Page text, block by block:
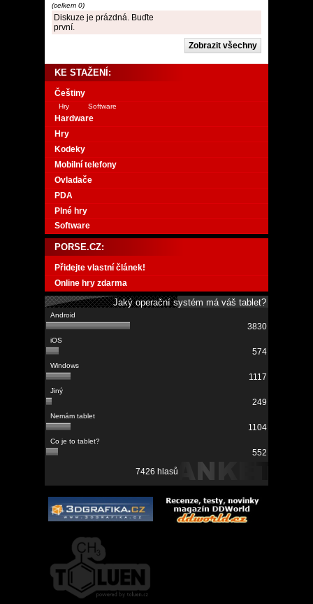
(celkem 0)
Diskuze je prázdná. Buďte
první.
KE STAŽENÍ:
Češtiny
Hry Software
Hardware
Hry
Kodeky
Mobilní telefony
Ovladače
PDA
Plné hry
Software
PORSE.CZ:
Přidejte vlastní článek!
Online hry zdarma
Jaký operační systém má váš tablet?
3830
574
1117
249
1104
552
7426 hlasů